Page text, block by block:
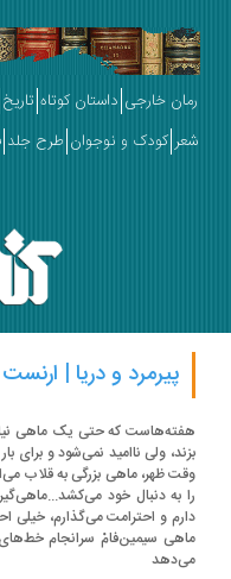
خارجی داستان کوتاه تاریخ دین
کودک و نوجوان طرح جلد فیلم
پیرمرد و دریا | ارنست
که حتی یک ماهی نیامده
ولی ناامید نمی‌شود و برای بار
ظهر، ماهی بزرگی به قلاب
به دنبال خود می‌کشد...ماهی‌گیر پیر
و احترامت می‌گذارم، خیلی
سیمین‌فامْ سرانجام خط‌های